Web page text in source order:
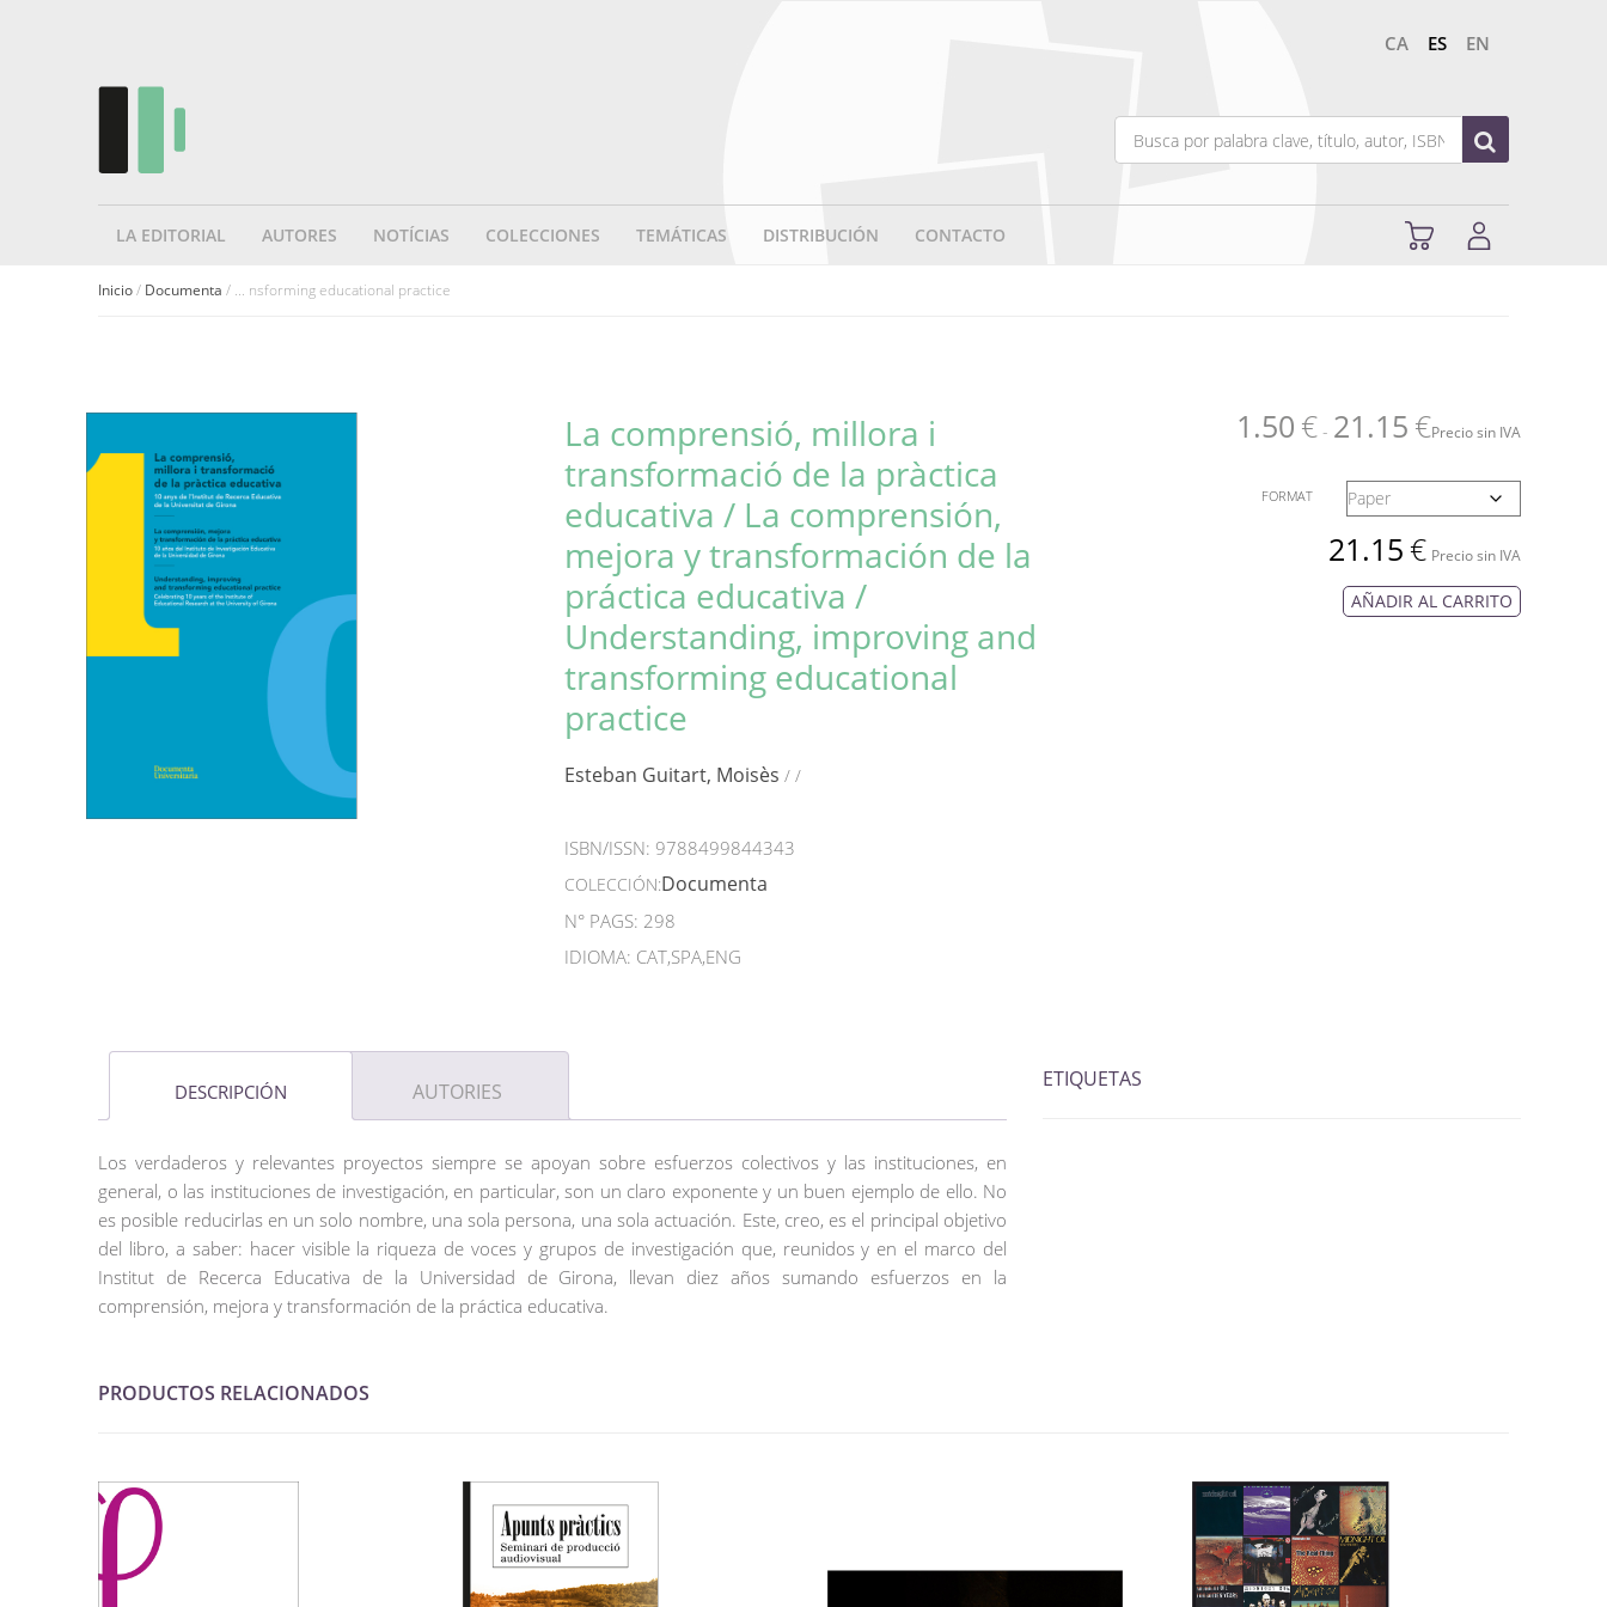
CA ES EN
LA EDITORIAL AUTORES NOTÍCIAS COLECCIONES TEMÁTICAS DISTRIBUCIÓN CONTACTO
Inicio/ Documenta / ... nsforming educational practice
La comprensió, millora i
transformació de la pràctica
educativa / La comprensión,
mejora y transformación de la
práctica educativa /
Understanding, improving and
transforming educational
practice
Esteban Guitart, Moisès / /
ISBN/ISSN: 9788499844343
COLECCIÓN:Documenta
N° PAGS: 298
IDIOMA: CAT,SPA,ENG
1.50 € - 21.15 €Precio sin IVA
FORMAT
21.15€ Precio sin IVA
AÑADIR AL CARRITO
DESCRIPCIÓN AUTORIES
Los verdaderos y relevantes proyectos siempre se apoyan sobre esfuerzos colectivos y las instituciones, en
general, o las instituciones de investigación, en particular, son un claro exponente y un buen ejemplo de ello. No
es posible reducirlas en un solo nombre, una sola persona, una sola actuación. Este, creo, es el principal objetivo
del libro, a saber: hacer visible la riqueza de voces y grupos de investigación que, reunidos y en el marco del
Institut de Recerca Educativa de la Universidad de Girona, llevan diez años sumando esfuerzos en la
comprensión, mejora y transformación de la práctica educativa.
ETIQUETAS
PRODUCTOS RELACIONADOS